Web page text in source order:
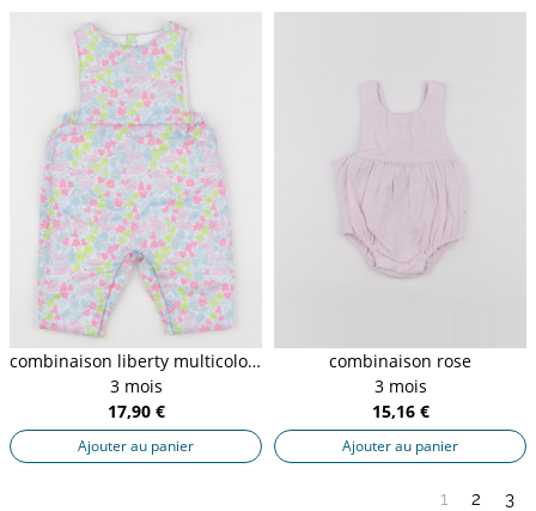
combinaison liberty multicolore
3 mois
17,90 €
Ajouter au panier
combinaison rose
3 mois
15,16 €
Ajouter au panier
1 2 3